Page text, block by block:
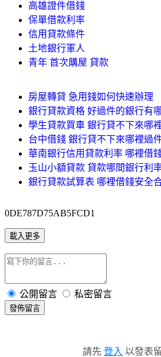
高雄證件借錢
保單借款利率
信用貸款條件
土地銀行軍人
青年 首次購屋 貸款
房屋轉貸 急用錢如何快速辦理
銀行貸款資格 好過件的銀行有
學生貸款買車 銀行貸不下來哪
台中借錢 銀行貸不下來哪裡過
華南銀行信用貸款利率 哪裡借
玉山小額貸款 貸款哪間銀行利
銀行貸款試算表 哪裡借錢安全
0DE787D75AB5FCD1
載入更多
公開留言 私密留言
發佈留言
請先 登入 以發表